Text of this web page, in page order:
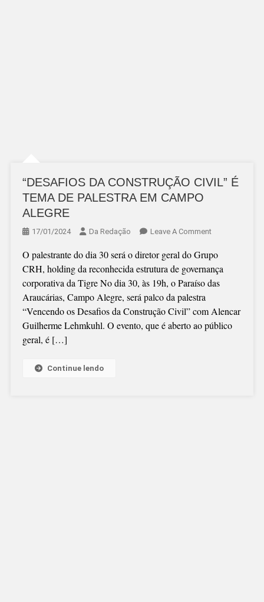
“DESAFIOS DA CONSTRUÇÃO CIVIL” É
TEMA DE PALESTRA EM CAMPO
ALEGRE
17/01/2024 Da Redação Leave A CommentOn
DA
CONSTRUÇÃO
CIVIL”
TEMA
DE
O palestrante do dia 30 será o diretor geral do Grupo
CRH, holding da reconhecida estrutura de governança
corporativa da Tigre No dia 30, às 19h, o Paraíso das
Araucárias, Campo Alegre, será palco da palestra
“Vencendo os Desafios da Construção Civil” com Alencar
Guilherme Lehmkuhl. O evento, que é aberto ao público
geral, é […]
Continue lendo